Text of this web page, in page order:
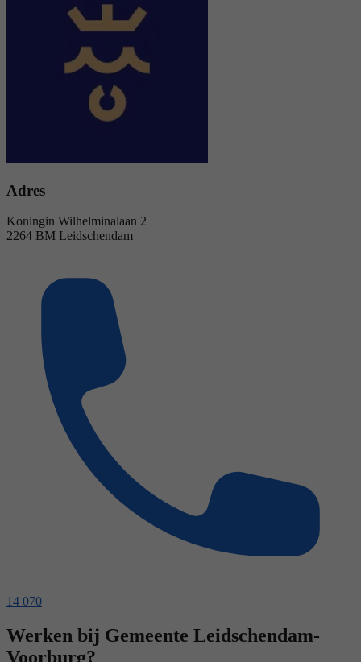
Adres
Koningin Wilhelminalaan 2
2264 BM Leidschendam
14 070
Werken bij Gemeente Leidschendam-
Voorburg?